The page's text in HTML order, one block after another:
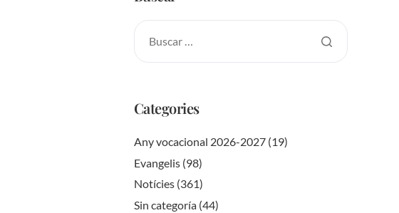
Categories
Any vocacional 2026-2027 (19)
Evangelis (98)
Notícies (361)
Sin categoría (44)